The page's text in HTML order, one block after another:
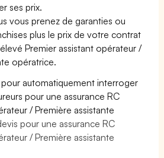
ses prix.
vous prenez de garanties ou
plus le prix de votre contrat
Premier assistant opérateur /
opératrice.
pour automatiquement interroger
pour une assurance RC
/ Première assistante
pour une assurance RC
/ Première assistante